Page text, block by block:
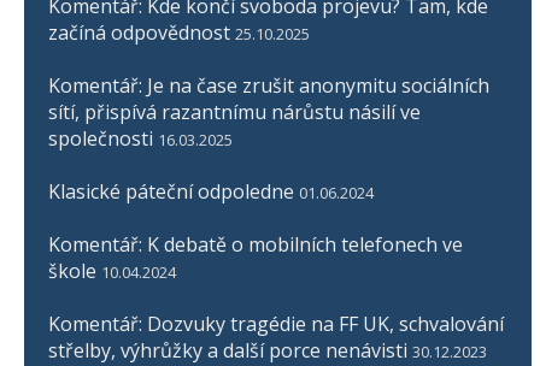
Komentář: Kde končí svoboda projevu? Tam, kde
začíná odpovědnost 25.10.2025
Komentář: Je na čase zrušit anonymitu sociálních
sítí, přispívá razantnímu nárůstu násilí ve
společnosti 16.03.2025
Klasické páteční odpoledne 01.06.2024
Komentář: K debatě o mobilních telefonech ve
škole 10.04.2024
Komentář: Dozvuky tragédie na FF UK, schvalování
střelby, výhrůžky a další porce nenávisti 30.12.2023